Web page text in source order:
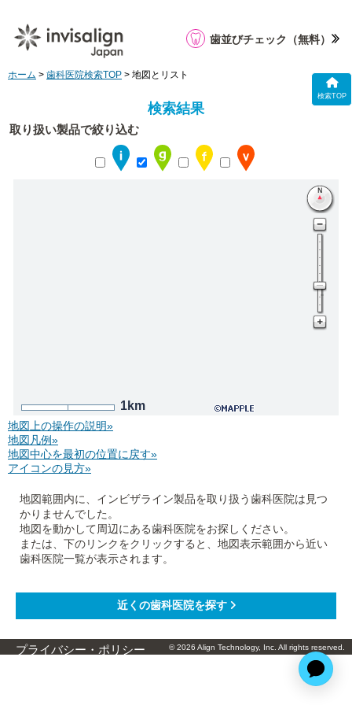
検索TOP
歯並びチェック （無料）
ホーム > 歯科医院検索TOP > 地図とリスト
検索結果
取り扱い製品で絞り込む
1km
地図上の操作の説明»
地図凡例»
地図中心を最初の位置に戻す»
アイコンの見方»
地図範囲内に、インビザライン製品を取り扱う歯科医院は見つ
かりませんでした。
地図を動かして周辺にある歯科医院をお探しください。
または、下のリンクをクリックすると、地図表示範囲から近い
歯科医院一覧が表示されます。
プライバシー・ポリシー © 2026 Align Technology, Inc. All rights reserved.